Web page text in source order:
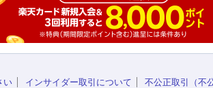
い インサイダー取引について
不公正取引（不